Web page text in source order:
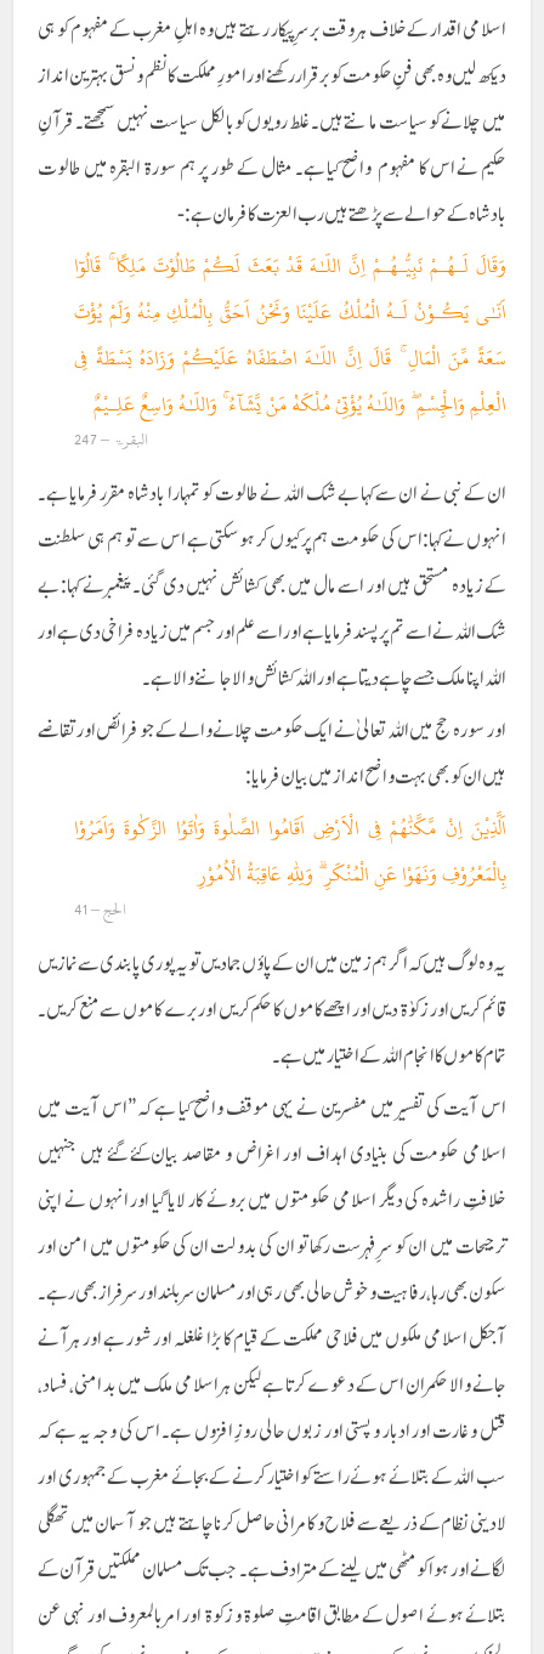
اسلامی اقدار کے خلاف ہر وقت برسرِ پیکار رہتے ہیں وہ اہلِ مغرب کے مفہوم کو ہی
دیکھ لیں وہ بھی فنِ حکومت کو برقرار رکھنے اور امورِ مملکت کا نظم و نسق بہترین انداز
میں چلانے کو سیاست مانتے ہیں۔ غلط رویوں کو بالکل سیاست نہیں سمجھتے۔ قرآنِ
حکیم نے اس کا مفہوم واضح کیا ہے۔ مثال کے طور پر ہم سورۃ البقرہ میں طالوت
بادشاہ کے حوالے سے پڑھتے ہیں رب العزت کا فرمان ہے:-
وَقَالَ لَـهُـمْ نَبِيُّـهُـمْ اِنَّ اللّـٰهَ قَدْ بَعَثَ لَكُمْ طَالُوْتَ مَلِكًا ۚ قَالُوٓا
اَنّـٰى يَكُـوْنُ لَـهُ الْمُلْكُ عَلَيْنَا وَنَحْنُ اَحَقُّ بِالْمُلْكِ مِنْهُ وَلَمْ يُؤْتَ
سَعَةً مِّنَ الْمَالِ ۚ قَالَ اِنَّ اللّـٰهَ اصْطَفَاهُ عَلَيْكُمْ وَزَادَهُ بَسْطَةً فِى
الْعِلْمِ وَالْجِسْمِ ۖ وَاللّـٰهُ يُؤْتِىْ مُلْكَهٝ مَنْ يَّشَآءُ ۚ وَاللّـٰهُ وَاسِعٌ عَلِـيْمٌ
البقرۃ – 247
ان کے نبی نے ان سے کہا بے شک اللہ نے طالوت کو تمہارا بادشاہ مقرر فرمایا ہے۔
انہوں نے کہا: اس کی حکومت ہم پر کیوں کر ہوسکتی ہے اس سے تو ہم ہی سلطنت
کے زیادہ مستحق ہیں اور اسے مال میں بھی کشائش نہیں دی گئی۔ پیغمبر نے کہا: بے
شک اللہ نے اسے تم پر پسند فرمایا ہے اور اسے علم اور جسم میں زیادہ فراخی دی ہے اور
اللہ اپنا ملک جسے چاہے دیتا ہے اور اللہ کشائش والا جاننے والا ہے۔
اور سورہ حج میں اللہ تعالیٰ نے ایک حکومت چلانے والے کے جو فرائض اور تقاضے
ہیں ان کو بھی بہت واضح انداز میں بیان فرمایا:
اَلَّذِيْنَ اِنْ مَّكَّنّٰهُمْ فِى الْاَرْضِ اَقَامُوا الصَّلٰوةَ وَاٰتَوُا الزَّكٰوةَ وَاَمَرُوْا
بِالْمَعْرُوْفِ وَنَهَوْا عَنِ الْمُنْكَرِ ۗ وَلِلّٰهِ عَاقِبَةُ الْاُمُوْرِ
الحج – 41
یہ وہ لوگ ہیں کہ اگر ہم زمین میں ان کے پاؤں جما دیں تو یہ پوری پابندی سے نمازیں
قائم کریں اور زکوٰۃ دیں اور اچھے کاموں کا حکم کریں اور برے کاموں سے منع کریں۔
تمام کاموں کا انجام اللہ کے اختیار میں ہے۔
اس آیت کی تفسیر میں مفسرین نے یہی موقف واضح کیا ہے کہ”اس آیت میں
اسلامی حکومت کی بنیادی اہداف اور اغراض و مقاصد بیان کئے گئے ہیں جنہیں
خلافتِ راشدہ کی دیگر اسلامی حکومتوں میں بروئے کار لایا گیا اور انہوں نے اپنی
ترجیحات میں ان کو سرِ فہرست رکھا تو ان کی بدولت ان کی حکومتوں میں امن اور
سکون بھی رہا، رفاہیت و خوش حالی بھی رہی اور مسلمان سربلند اور سرفراز بھی رہے۔
آجکل اسلامی ملکوں میں فلاحی مملکت کے قیام کا بڑا غلغلہ اور شور ہے اور ہرآنے
جانے والا حکمران اس کے دعوے کرتا ہے لیکن ہر اسلامی ملک میں بد امنی، فساد،
قتل وغارت اور ادبار و پستی اور زبوں حالی روزِ افزوں ہے۔ اس کی وجہ یہ ہے کہ
سب اللہ کے بتلائے ہوئے راستے کو اختیار کرنے کے بجائے مغرب کے جمہوری اور
لادینی نظام کے ذریعے سے فلاح و کامرانی حاصل کرنا چاہتے ہیں جو آسمان میں تھگلی
لگانے اور ہوا کو مٹھی میں لینے کے مترادف ہے۔ جب تک مسلمان مملکتیں قرآن کے
بتلائے ہوئے اصول کے مطابق اقامتِ صلوۃ و زکوۃ اور امر بالمعروف اور نہی عن